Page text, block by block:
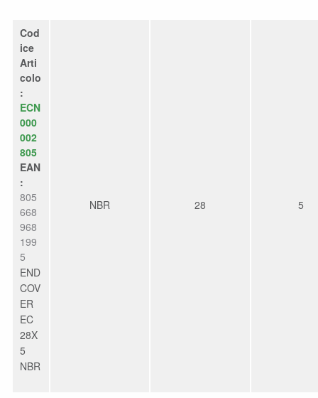
Cod
ice
Arti
colo
:
ECN
000
002
805
EAN
:
805
668
968
199
5
END
COV
ER
EC
28X
5
NBR
NBR 28 5